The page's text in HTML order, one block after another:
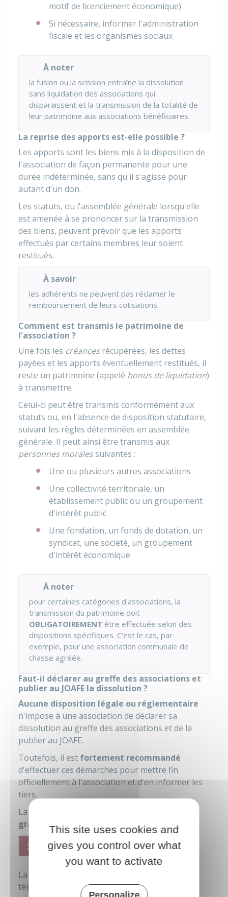
motif de licenciement économique)
Si nécessaire, informer l'administration
fiscale et les organismes sociaux
À noter
la fusion ou la scission entraîne la dissolution
sans liquidation des associations qui
disparaissent et la transmission de la totalité de
leur patrimoine aux associations bénéficiaires.
La reprise des apports est-elle possible ?
Les apports sont les biens mis à la disposition de
l'association de façon permanente pour une
durée indéterminée, sans qu'il s'agisse pour
autant d'un don.
Les statuts, ou l'assemblée générale lorsqu'elle
est amenée à se prononcer sur la transmission
des biens, peuvent prévoir que les apports
effectués par certains membres leur soient
restitués.
À savoir
les adhérents ne peuvent pas réclamer le
remboursement de leurs cotisations.
Comment est transmis le patrimoine de
l'association ?
Une fois les créancesrécupérées, les dettes
payées et les apports éventuellement restitués, il
reste un patrimoine (appelé bonus de liquidation)
à transmettre.
Celui-ci peut être transmis conformément aux
statuts ou, en l'absence de disposition statutaire,
suivant les règles déterminées en assemblée
générale. Il peut ainsi être transmis aux
personnes moralessuivantes :
Une ou plusieurs autres associations
Une collectivité territoriale, un
établissement public ou un groupement
d'intérêt public
Une fondation, un fonds de dotation, un
syndicat, une société, un groupement
d'intérêt économique
À noter
pour certaines catégories d'associations, la
transmission du patrimoine doit
OBLIGATOIREMENT être effectuée selon des
dispositions spécifiques. C'est le cas, par
exemple, pour une association communale de
chasse agréée.
Faut-il déclarer au greffe des associations et
publier au JOAFE la dissolution ?
Aucune disposition légale ou réglementaire
n'impose à une association de déclarer sa
dissolution au greffe des associations et de la
publier au JOAFE.
Toutefois, il est fortement recommandé
d'effectuer ces démarches pour mettre fin
officiellement à l'association et d'en informer les
tiers.
La publication de la dissolution au JOAFE est
gratuite.
Sur internet
Par courrier
La déclaration peut être faite en utilisant le
téléservice e-dissolution :
This site uses cookies and
gives you control over what
you want to activate
Personalize